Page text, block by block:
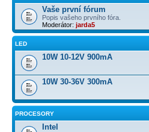
Vaše první fórum
Popis vašeho prvního fóra.
Moderátor: jarda5
LED
10W 10-12V 900mA
10W 30-36V 300mA
PROCESORY
Intel